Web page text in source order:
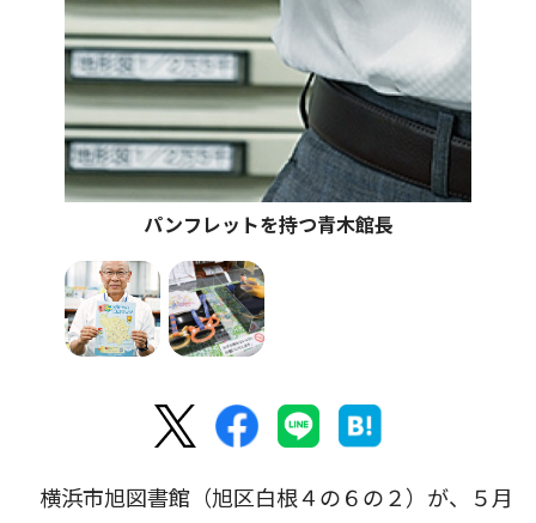
パンフレットを持つ青木館長
横浜市旭図書館（旭区白根４の６の２）が、５月